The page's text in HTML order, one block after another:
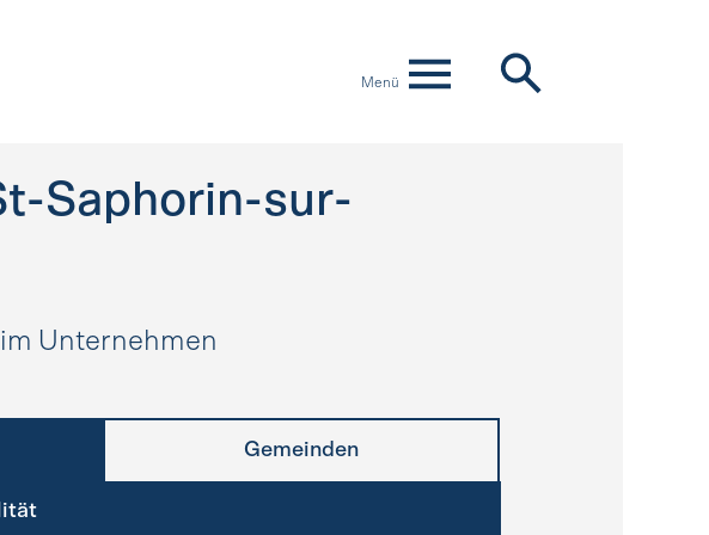
Menü
Saphorin-sur-
Unternehmen
Gemeinden